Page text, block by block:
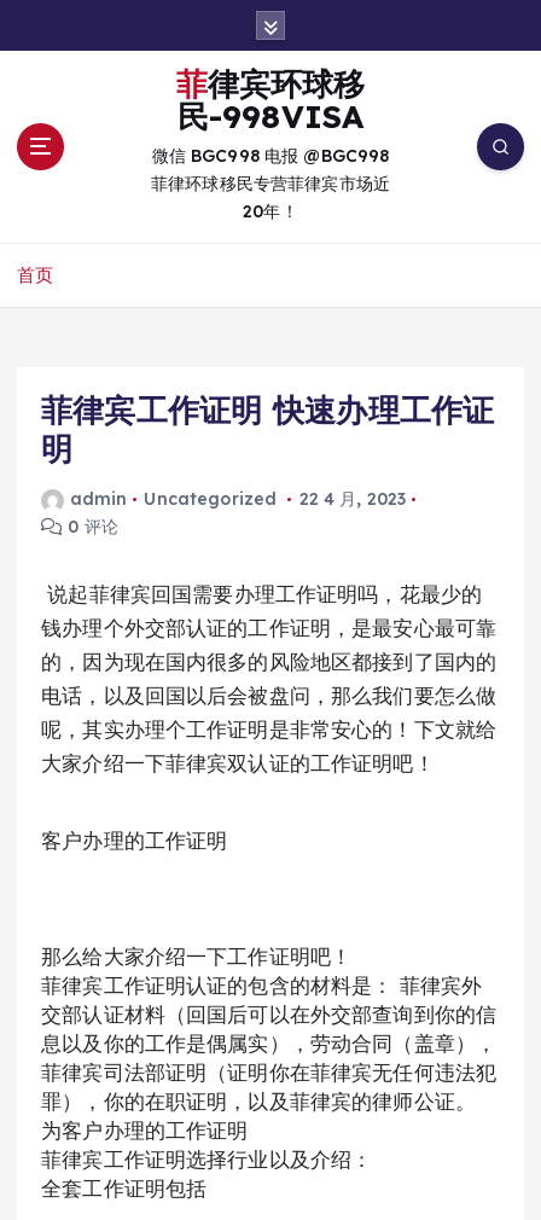
菲律宾环球移
民-998VISA
微信 BGC998 电报 @BGC998
菲律环球移民专营菲律宾市场近
20年！
首页
菲律宾工作证明 快速办理工作证
明
admin Uncategorized
22 4 月, 2023
0 评论
说起菲律宾回国需要办理工作证明吗，花最少的
钱办理个外交部认证的工作证明，是最安心最可靠
的，因为现在国内很多的风险地区都接到了国内的
电话，以及回国以后会被盘问，那么我们要怎么做
呢，其实办理个工作证明是非常安心的！下文就给
大家介绍一下菲律宾双认证的工作证明吧！
客户办理的工作证明
那么给大家介绍一下工作证明吧！
菲律宾工作证明认证的包含的材料是： 菲律宾外
交部认证材料（回国后可以在外交部查询到你的信
息以及你的工作是偶属实），劳动合同（盖章），
菲律宾司法部证明（证明你在菲律宾无任何违法犯
罪），你的在职证明，以及菲律宾的律师公证。
为客户办理的工作证明
菲律宾工作证明选择行业以及介绍：
全套工作证明包括